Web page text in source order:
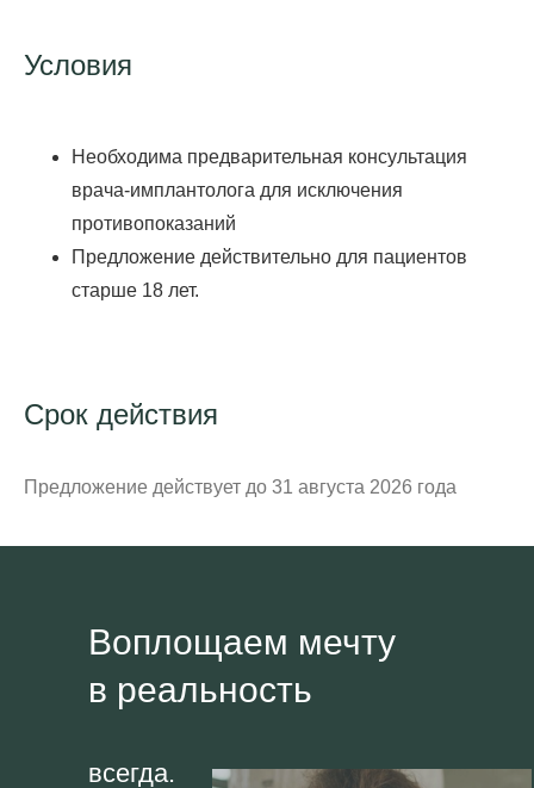
Условия
Необходима предварительная консультация
врача-имплантолога для исключения
противопоказаний
Предложение действительно для пациентов
старше 18 лет.
Срок действия
Предложение действует до 31 августа 2026 года
Воплощаем мечту
в реальность
всегда.